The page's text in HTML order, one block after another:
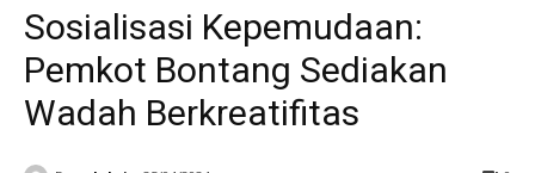
Sosialisasi Kepemudaan:
Pemkot Bontang Sediakan
Wadah Berkreatifitas